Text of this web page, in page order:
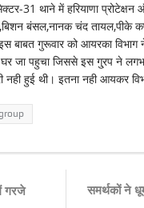
31 थाने में हरियाणा
बंसल,नानक चंद तायल,पीके
बाबत गुरूवार को आयरका
जा पहुचा जिससे इस गु्रप ने
हुई थी। इतना नही आयकर
गरजे
समर्थकों ने